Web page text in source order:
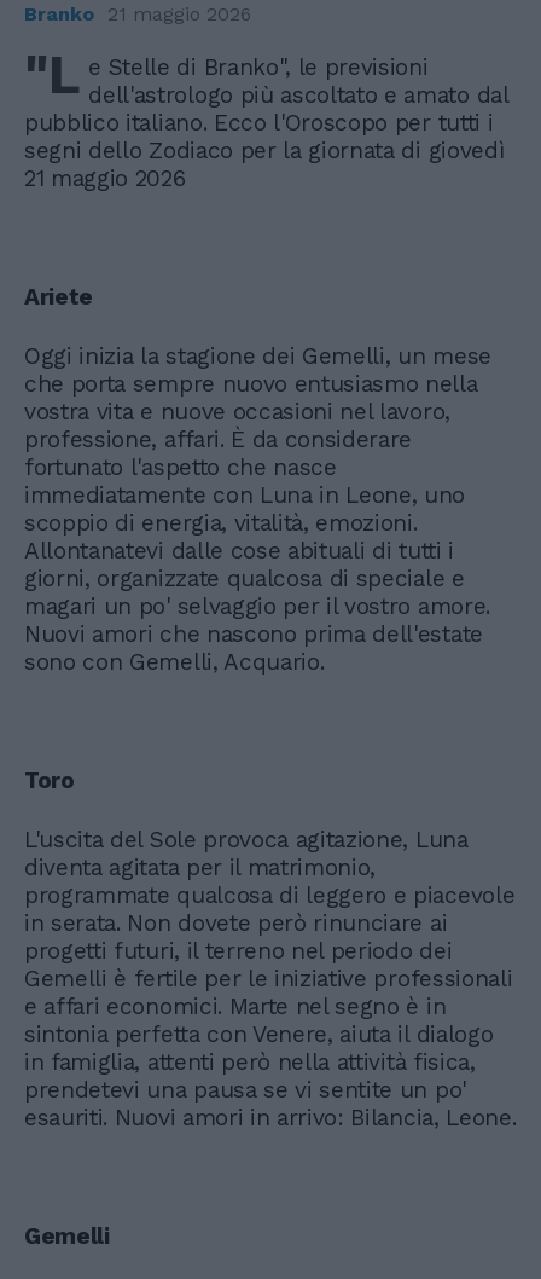
Branko 21 maggio 2026
"L e Stelle di Branko", le previsioni
dell'astrologo più ascoltato e amato dal
pubblico italiano. Ecco l'Oroscopo per tutti i
segni dello Zodiaco per la giornata di giovedì
21 maggio 2026
Ariete
Oggi inizia la stagione dei Gemelli, un mese
che porta sempre nuovo entusiasmo nella
vostra vita e nuove occasioni nel lavoro,
professione, affari. È da considerare
fortunato l'aspetto che nasce
immediatamente con Luna in Leone, uno
scoppio di energia, vitalità, emozioni.
Allontanatevi dalle cose abituali di tutti i
giorni, organizzate qualcosa di speciale e
magari un po' selvaggio per il vostro amore.
Nuovi amori che nascono prima dell'estate
sono con Gemelli, Acquario.
Toro
L'uscita del Sole provoca agitazione, Luna
diventa agitata per il matrimonio,
programmate qualcosa di leggero e piacevole
in serata. Non dovete però rinunciare ai
progetti futuri, il terreno nel periodo dei
Gemelli è fertile per le iniziative professionali
e affari economici. Marte nel segno è in
sintonia perfetta con Venere, aiuta il dialogo
in famiglia, attenti però nella attività fisica,
prendetevi una pausa se vi sentite un po'
esauriti. Nuovi amori in arrivo: Bilancia, Leone.
Gemelli